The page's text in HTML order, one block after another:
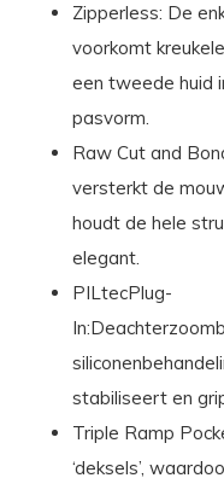
Zipperless: De
voorkomt
een tweede huid
pasvorm.
Raw Cut and
versterkt de
houdt de hele
elegant.
PILtecPlug-
stabiliseert en
Triple Ramp
‘deksels’,